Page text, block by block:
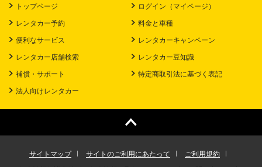
トップページ
ログイン（マイページ）
レンタカー予約
料金と車種
便利なサービス
レンタカーキャンペーン
レンタカー店舗検索
レンタカー豆知識
補償・サポート
特定商取引法に基づく表記
法人向けレンタカー
サイトマップ サイトのご利用にあたって
ご利用規約